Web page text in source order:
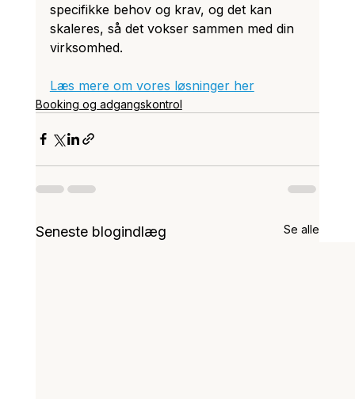
specifikke behov og krav, og det kan
skaleres, så det vokser sammen med din
virksomhed.
Læs mere om vores løsninger her
Booking og adgangskontrol
Seneste blogindlæg Se alle